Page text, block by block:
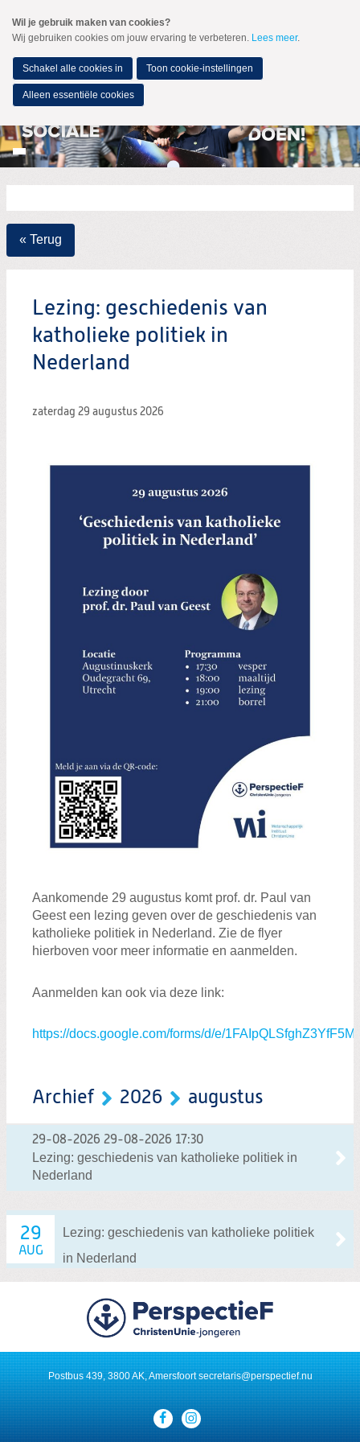
naar
Spring
de
inhoud
Spring
naar
hoofdmenu
MENU
Agenda
Taizereis 2026
Kick-Off 2025
Zoeken
« Terug
Lezing: geschiedenis van
katholieke politiek in
Nederland
zaterdag 29 augustus 2026
Aankomende 29 augustus komt prof. dr. Paul van
Geest een lezing geven over de geschiedenis van
katholieke politiek in Nederland. Zie de flyer
hierboven voor meer informatie en aanmelden.
Aanmelden kan ook via deze link:
https://docs.google.com/forms/d/e/
Archief 2026 augustus
29-08-2026 29-08-2026 17:30
Lezing: geschiedenis van katholieke politiek in
Nederland
29
AUG
Lezing: geschiedenis van katholieke politiek
in Nederland
Postbus 439, 3800 AK, Amersfoortsecretaris@perspectief.nu
Wil je gebruik maken van cookies?
Wij gebruiken cookies om jouw ervaring te verbeteren. Lees meer.
Schakel alle cookies in Toon cookie-instellingen
Alleen essentiële cookies